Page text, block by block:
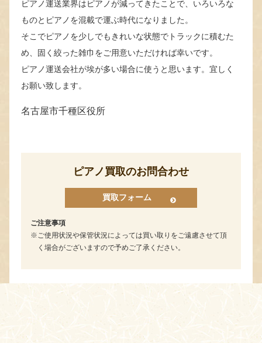
ピアノ運送業界はピアノが減ってきたことで、いろいろな
ものとピアノを混載で運ぶ時代になりました。
そこでピアノを少しでもきれいな状態でトラックに積むた
め、固く絞った雑巾をご用意いただければ幸いです。
ピアノ運送会社が埃が多い場合に使うと思います。宜しく
お願い致します。
名古屋市千種区役所
ピアノ買取のお問合わせ
買取フォーム
ご注意事項
ご使用状況や保管状況によっては買い取りをご遠慮させて頂
く場合がございますので予めご了承ください。